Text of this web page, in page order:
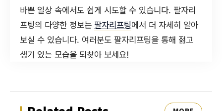
바쁜 일상 속에서도 쉽게 시도할 수 있습니다. 팔자리
프팅의 다양한 정보는 팔자리프팅에서 더 자세히 알아
보실 수 있습니다. 여러분도 팔자리프팅을 통해 젊고
생기 있는 모습을 되찾아 보세요!